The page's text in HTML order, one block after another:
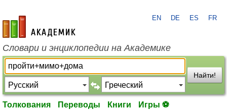
academic.ru
EN DE ES FR
Словари и энциклопедии на Академике
Найти!
Толкования Переводы Книги Игры ⚽